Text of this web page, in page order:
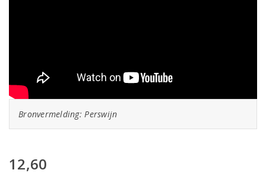
Bronvermelding: Perswijn
12,60